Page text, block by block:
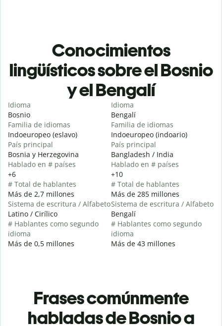
Conocimientos
lingüísticos sobre el Bosnio
y el Bengalí
Idioma
Bosnio
Familia de idiomas
Indoeuropeo (eslavo)
País principal
Bosnia y Herzegovina
Hablado en # países
+6
# Total de hablantes
Más de 2,7 millones
Sistema de escritura / Alfabeto
Latino / Cirílico
# Hablantes como segundo
idioma
Más de 0,5 millones
Idioma
Bengalí
Familia de idiomas
Indoeuropeo (indoario)
País principal
Bangladesh / India
Hablado en # países
+10
# Total de hablantes
Más de 285 millones
Sistema de escritura / Alfabeto
Bengalí
# Hablantes como segundo
idioma
Más de 43 millones
Frases comúnmente
habladas de Bosnio a